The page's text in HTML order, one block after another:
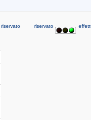
riservato riservato